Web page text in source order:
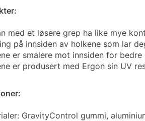
med et løsere grep ha like mye
på innsiden av holkene som lar
er smalere mot innsiden for
er produsert med Ergon sin UV
GravityControl gummi,